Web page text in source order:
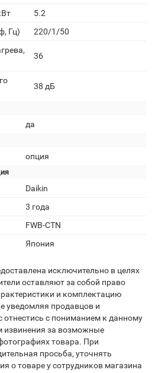
5.2
Гц)
220/1/50
36
38 дБ
да
опция
Daikin
3 года
FWB-CTN
Япония
исключительно в целях
оставляют за собой право
и комплектацию
уведомляя продавцов и
отнестись с пониманием к данному
извинения за возможные
товара. При
просьба, уточнять
о товаре у сотрудников магазина